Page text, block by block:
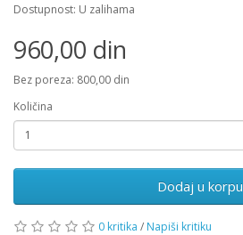
Dostupnost: U zalihama
960,00 din
Bez poreza: 800,00 din
Količina
Dodaj u korpu
0 kritika / Napiši kritiku